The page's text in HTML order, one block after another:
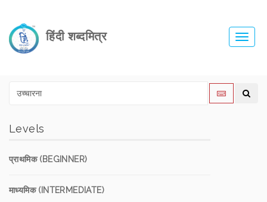
हिंदी शब्दमित्र
Levels
प्राथमिक (BEGINNER)
माध्यमिक (INTERMEDIATE)